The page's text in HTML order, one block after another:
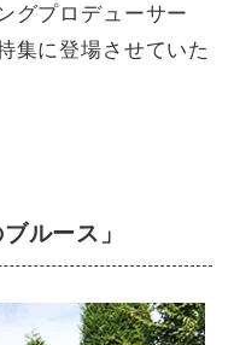
グプロデューサー
集に登場させていた
ルース」